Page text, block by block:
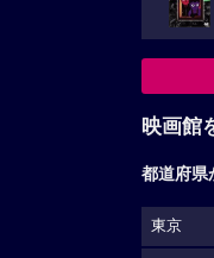
映画館
都道府県
東京